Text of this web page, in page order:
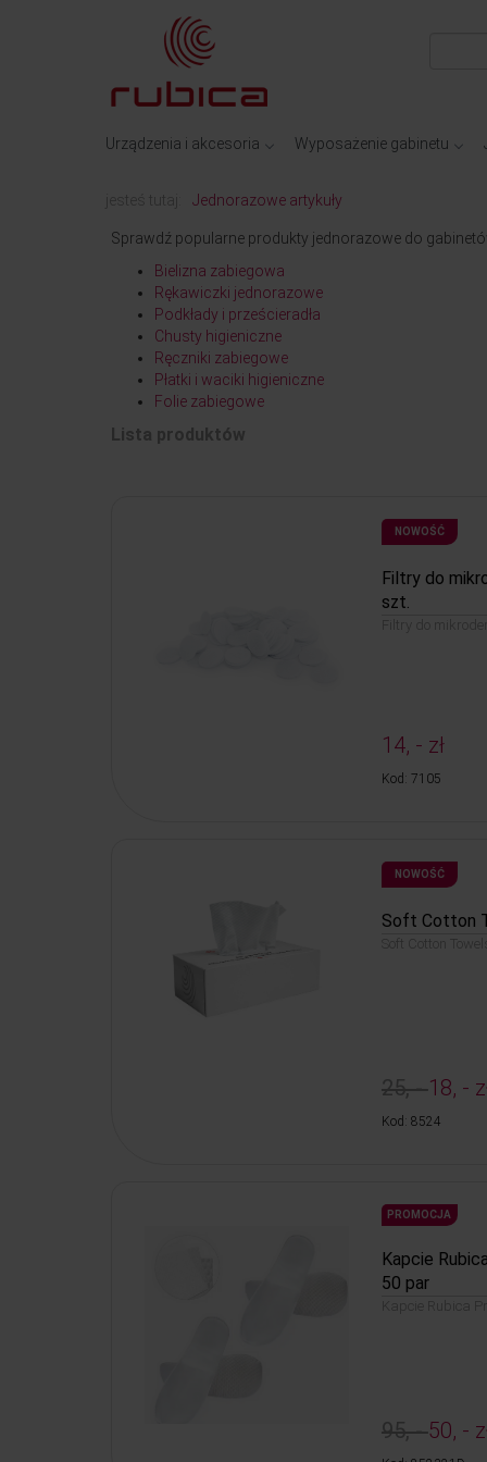
Urządzenia i akcesoria Wyposażenie gabinetu
jesteś tutaj: Jednorazowe artykuły
Sprawdź popularne produkty jednorazowe do
Bielizna zabiegowa
Rękawiczki jednorazowe
Podkłady i prześcieradła
Chusty higieniczne
Ręczniki zabiegowe
Płatki i waciki higieniczne
Folie zabiegowe
Lista produktów
NOWOŚĆ
Filtry do
szt.
Filtry do
14, - zł
Kod: 7105
NOWOŚĆ
Soft Cotton
Soft Cotton
25, -18, -
Kod: 8524
PROMOCJA
Kapcie
50 par
Kapcie Rubica
95, -50, -